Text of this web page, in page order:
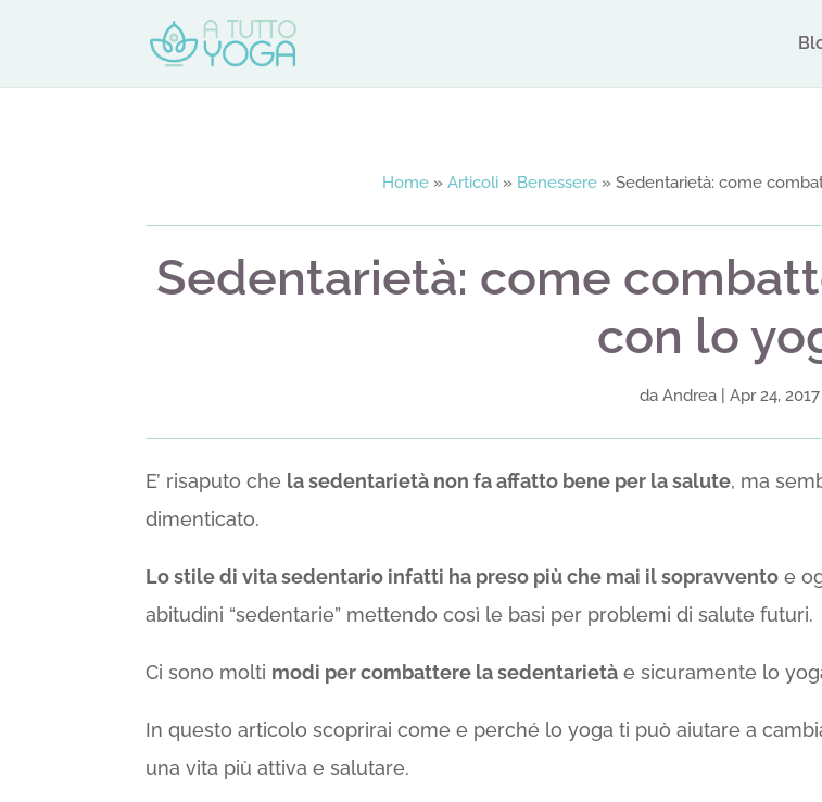
Home » Articoli » Benessere » Sedentarietà: come
Sedentarietà: come
con lo
da Andrea Apr 24, 2017
E’ risaputo che la sedentarietà non fa affatto bene per la salute, ma
dimenticato.
Lo stile di vita sedentario infatti ha preso più che mai il sopravvento e
abitudini “sedentarie” mettendo così le basi per problemi di salute futuri.
Ci sono molti modi per combattere la sedentarietà e sicuramente lo
In questo articolo scoprirai come e perché lo yoga ti può aiutare a
una vita più attiva e salutare.